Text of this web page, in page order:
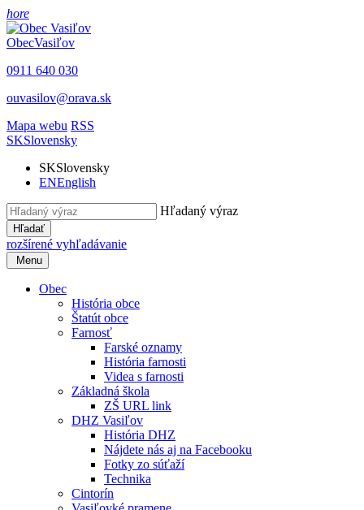
hore
ObecVasiľov
0911 640 030
ouvasilov@orava.sk
Mapa webu RSS
SKSlovensky
SKSlovensky
ENEnglish
Hľadaný výraz
Hľadať
rozšírené vyhľadávanie
Menu
Obec
História obce
Štatút obce
Farnosť
Farské oznamy
História farnosti
Videa s farnosti
Základná škola
ZŠ URL link
DHZ Vasiľov
História DHZ
Nájdete nás aj na Facebooku
Fotky zo súťaží
Technika
Cintorín